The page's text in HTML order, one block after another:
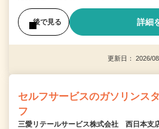
後で見る 詳細
更新日： 2026/
セルフサービスのガソリンス
フ
三愛リテールサービス株式会社 西日本支